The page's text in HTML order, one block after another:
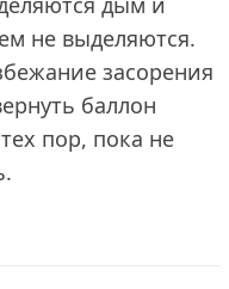
не выделяются.
засорения
баллон
пор, пока не